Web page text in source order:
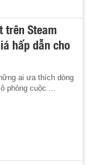
trên Steam
hấp dẫn cho
ai ưa thích dòng
phỏng cuộc ...